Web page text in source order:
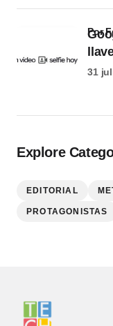
por
31
Explore
EDITORIAL
PROTAGONISTAS